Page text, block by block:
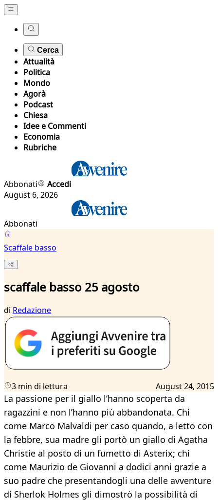
Cerca
Attualità
Politica
Mondo
Agorà
Podcast
Chiesa
Idee e Commenti
Economia
Rubriche
Abbonati
Accedi
August 6, 2026
Abbonati
Scaffale basso
scaffale basso 25 agosto
di Redazione
3 min di lettura August 24, 2015
La passione per il giallo l’hanno scoperta da
ragazzini e non l’hanno più abbandonata. Chi
come Marco Malvaldi per caso quando, a letto con
la febbre, sua madre gli portò un giallo di Agatha
Christie al posto di un fumetto di Asterix; chi
come Maurizio de Giovanni a dodici anni grazie a
suo padre che presentandogli una delle avventure
di Sherlok Holmes gli dimostrò la possibilità di